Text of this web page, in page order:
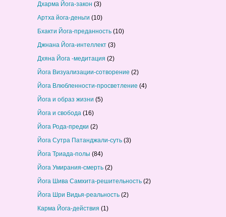
Дхарма Йога-закон (3)
Артха йога-деньги (10)
Бхакти Йога-преданность (10)
Джнана Йога-интеллект (3)
Дхяна Йога -медитация (2)
Йога Визуализации-сотворение (2)
Йога Влюбленности-просветление (4)
Йога и образ жизни (5)
Йога и свобода (16)
Йога Рода-предки (2)
Йога Сутра Патанджали-суть (3)
Йога Триада-полы (84)
Йога Умирания-смерть (2)
Йога Шива Самхита-решительность (2)
Йога Шри Видья-реальность (2)
Карма Йога-действия (1)